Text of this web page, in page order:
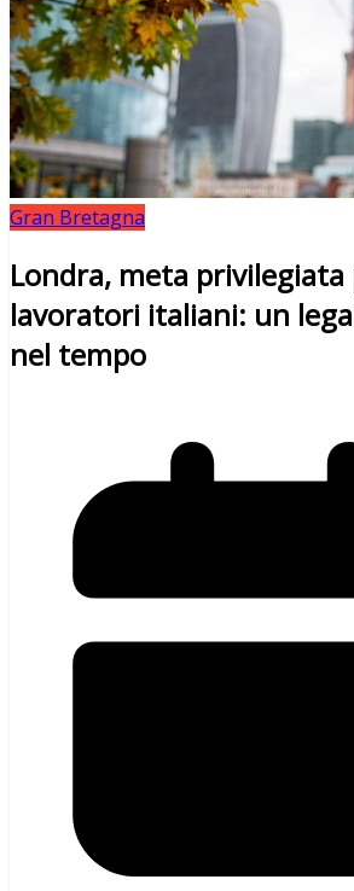
Gran Bretagna
Londra, meta privilegiata
lavoratori italiani: un
nel tempo